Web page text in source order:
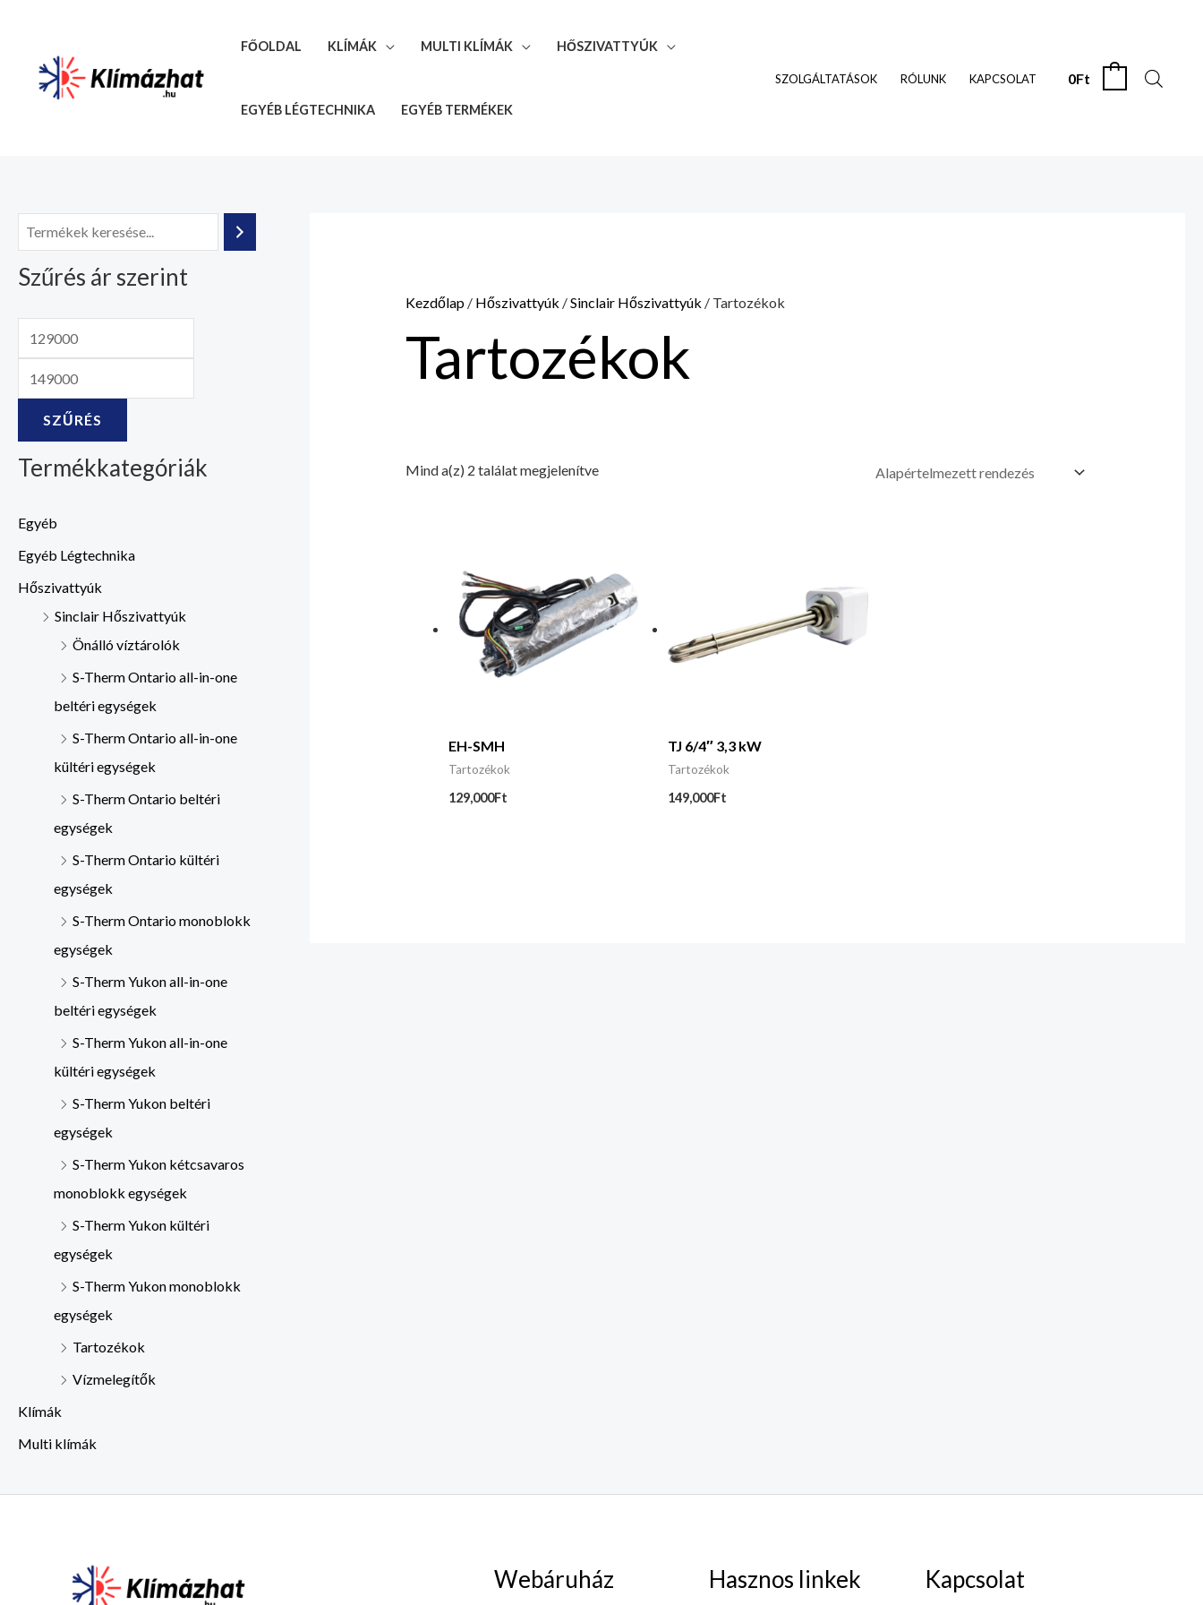
content
FŐOLDAL KLÍMÁK MULTI KLÍMÁK HŐSZIVATTYÚK
EGYÉB LÉGTECHNIKA EGYÉB TERMÉKEK
SZOLGÁLTATÁSOK RÓLUNK KAPCSOLAT 0Ft
Szűrés ár szerint
M
i
n
a
SZŰRÉS
Termékkategóriák
Egyéb
Egyéb Légtechnika
Hőszivattyúk
Sinclair Hőszivattyúk
Önálló víztárolók
S-Therm Ontario all-in-one
beltéri egységek
S-Therm Ontario all-in-one
kültéri egységek
S-Therm Ontario beltéri
egységek
S-Therm Ontario kültéri
egységek
S-Therm Ontario monoblokk
egységek
S-Therm Yukon all-in-one
beltéri egységek
S-Therm Yukon all-in-one
kültéri egységek
S-Therm Yukon beltéri
egységek
S-Therm Yukon kétcsavaros
monoblokk egységek
S-Therm Yukon kültéri
egységek
S-Therm Yukon monoblokk
egységek
Tartozékok
Vízmelegítők
Klímák
Multi klímák
Kezdőlap/ Hőszivattyúk /Sinclair Hőszivattyúk / Tartozékok
Tartozékok
Mind a(z) 2 találat megjelenítve
EH-SMH
Tartozékok
129,000Ft
TJ 6/4″ 3,3 kW
Tartozékok
149,000Ft
Webáruház Hasznos linkek Kapcsolat